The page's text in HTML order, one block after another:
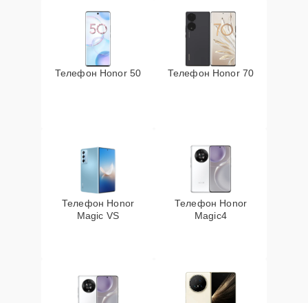
Телефон Honor 50 Телефон Honor 70
Телефон Honor
Magic VS
Телефон Honor
Magic4